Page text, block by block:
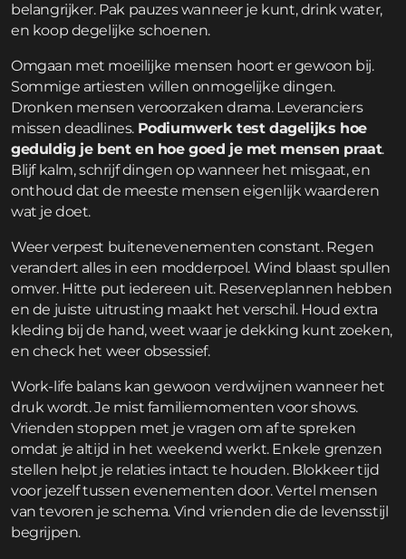
belangrijker. Pak pauzes wanneer je kunt, drink water,
en koop degelijke schoenen.
Omgaan met moeilijke mensen hoort er gewoon bij.
Sommige artiesten willen onmogelijke dingen.
Dronken mensen veroorzaken drama. Leveranciers
missen deadlines. Podiumwerk test dagelijks hoe
geduldig je bent en hoe goed je met mensen praat.
Blijf kalm, schrijf dingen op wanneer het misgaat, en
onthoud dat de meeste mensen eigenlijk waarderen
wat je doet.
Weer verpest buitenevenementen constant. Regen
verandert alles in een modderpoel. Wind blaast spullen
omver. Hitte put iedereen uit. Reserveplannen hebben
en de juiste uitrusting maakt het verschil. Houd extra
kleding bij de hand, weet waar je dekking kunt zoeken,
en check het weer obsessief.
Work-life balans kan gewoon verdwijnen wanneer het
druk wordt. Je mist familiemomenten voor shows.
Vrienden stoppen met je vragen om af te spreken
omdat je altijd in het weekend werkt. Enkele grenzen
stellen helpt je relaties intact te houden. Blokkeer tijd
voor jezelf tussen evenementen door. Vertel mensen
van tevoren je schema. Vind vrienden die de levensstijl
begrijpen.